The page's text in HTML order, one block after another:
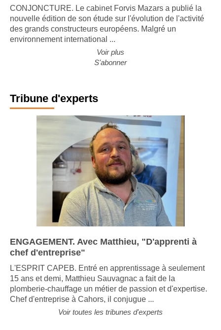
CONJONCTURE. Le cabinet Forvis Mazars a publié la
nouvelle édition de son étude sur l'évolution de l'activité
des grands constructeurs européens. Malgré un
environnement international ...
Voir plus
S'abonner
Tribune d'experts
ENGAGEMENT. Avec Matthieu, "D'apprenti à
chef d'entreprise"
L'ESPRIT CAPEB. Entré en apprentissage à seulement
15 ans et demi, Matthieu Sauvagnac a fait de la
plomberie-chauffage un métier de passion et d'expertise.
Chef d'entreprise à Cahors, il conjugue ...
Voir toutes les tribunes d'experts